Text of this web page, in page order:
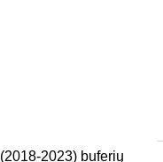
2023) buferių